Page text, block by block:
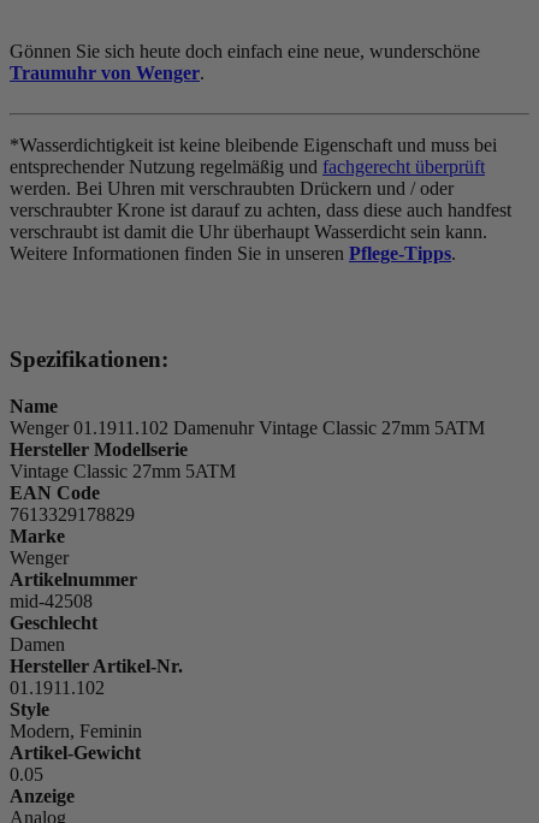
Gönnen Sie sich heute doch einfach eine neue, wunderschöne
Traumuhr von Wenger.
*Wasserdichtigkeit ist keine bleibende Eigenschaft und muss bei
entsprechender Nutzung regelmäßig und fachgerecht überprüft
werden. Bei Uhren mit verschraubten Drückern und / oder
verschraubter Krone ist darauf zu achten, dass diese auch handfest
verschraubt ist damit die Uhr überhaupt Wasserdicht sein kann.
Weitere Informationen finden Sie in unseren Pflege-Tipps.
Spezifikationen:
Name
Wenger 01.1911.102 Damenuhr Vintage Classic 27mm 5ATM
Hersteller Modellserie
Vintage Classic 27mm 5ATM
EAN Code
7613329178829
Marke
Wenger
Artikelnummer
mid-42508
Geschlecht
Damen
Hersteller Artikel-Nr.
01.1911.102
Style
Modern, Feminin
Artikel-Gewicht
0.05
Anzeige
Analog